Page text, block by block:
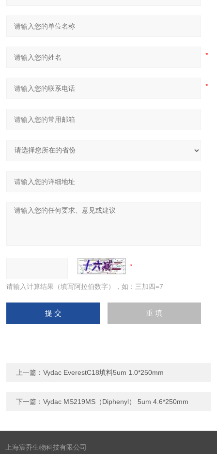
请输入计算结果（填写阿拉伯数字），如：三加四=7
上一篇：Vydac EverestC18填料5um 1.0*250mm
下一篇：Vydac MS219MS（Diphenyl） 5um 4.6*250mm
上海宸乔生物科技有限公司